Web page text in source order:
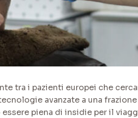
tra i pazienti europei che
avanzate a una
piena di insidie per il